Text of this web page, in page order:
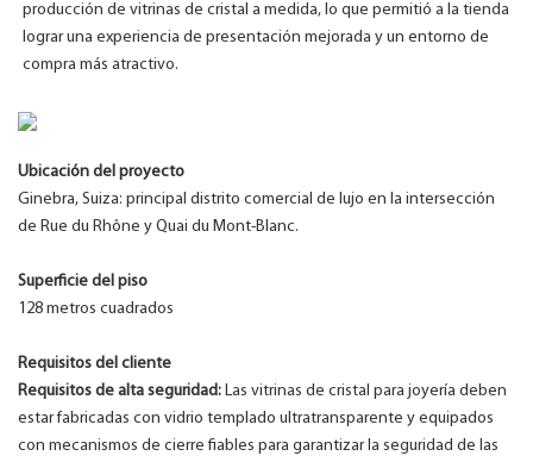
producción de vitrinas de cristal a medida, lo que permitió a la tienda
lograr una experiencia de presentación mejorada y un entorno de
compra más atractivo.
Ubicación del proyecto
Ginebra, Suiza: principal distrito comercial de lujo en la intersección
de Rue du Rhône y Quai du Mont-Blanc.
Superficie del piso
128 metros cuadrados
Requisitos del cliente
Requisitos de alta seguridad: Las vitrinas de cristal para joyería deben
estar fabricadas con vidrio templado ultratransparente y equipados
con mecanismos de cierre fiables para garantizar la seguridad de las